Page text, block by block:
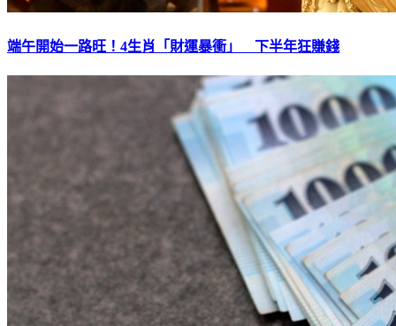
端午開始一路旺！4生肖「財運暴衝」 下半年狂賺錢